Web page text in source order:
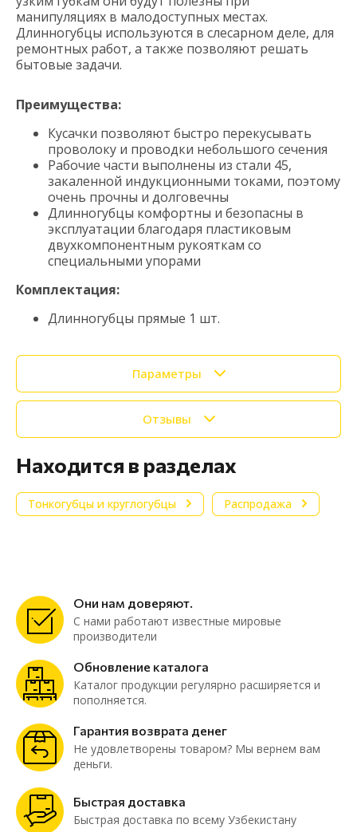
манипуляциях в малодоступных местах.
Длинногубцы используются в слесарном деле, для
ремонтных работ, а также позволяют решать
бытовые задачи.
Преимущества:
Кусачки позволяют быстро перекусывать
проволоку и проводки небольшого сечения
Рабочие части выполнены из стали 45,
закаленной индукционными токами, поэтому
очень прочны и долговечны
Длинногубцы комфортны и безопасны в
эксплуатации благодаря пластиковым
двухкомпонентным рукояткам со
специальными упорами
Комплектация:
Длинногубцы прямые 1 шт.
Параметры
Отзывы
Находится в разделах
Тонкогубцы и круглогубцы Распродажа
Они нам доверяют.
С нами работают известные мировые
производители
Обновление каталога
Каталог продукции регулярно расширяется и
пополняется.
Гарантия возврата денег
Не удовлетворены товаром? Мы вернем вам
деньги.
Быстрая доставка
Быстрая доставка по всему Узбекистану